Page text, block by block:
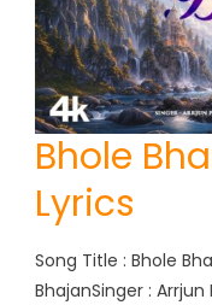
Bhole
Lyrics
Song Title : Bhole
BhajanSinger :